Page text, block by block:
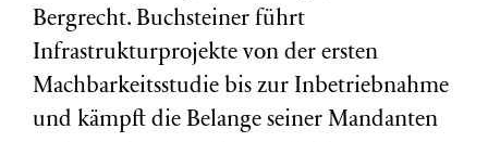
Bergrecht. Buchsteiner führt
Infrastrukturprojekte von der ersten
Machbarkeitsstudie bis zur Inbetriebnahme
und kämpft die Belange seiner Mandanten